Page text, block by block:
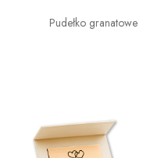
Pudełko granatowe